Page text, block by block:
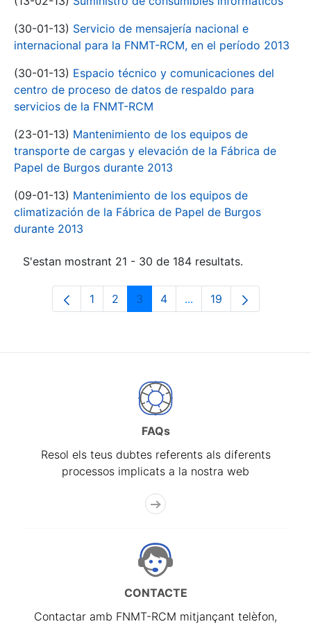
(30-01-13) Servicio de mensajería nacional e
internacional para la FNMT-RCM, en el período 2013
(30-01-13) Espacio técnico y comunicaciones del
centro de proceso de datos de respaldo para
servicios de la FNMT-RCM
(23-01-13) Mantenimiento de los equipos de
transporte de cargas y elevación de la Fábrica de
Papel de Burgos durante 2013
(09-01-13) Mantenimiento de los equipos de
climatización de la Fábrica de Papel de Burgos
durante 2013
S'estan mostrant 21 - 30 de 184 resultats.
Pàgina
1 Pàgina
2 Pàgina
3 Pàgina
4 ...Pàgines intermèdies
Pàgina
19
FAQs
Resol els teus dubtes referents als diferents
processos implicats a la nostra web
CONTACTE
Contactar amb FNMT-RCM mitjançant telèfon,